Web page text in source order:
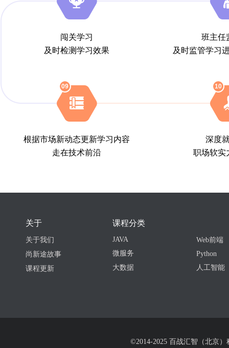
闯关学习
及时检测学习效果
班主任
及时监管学习
09
根据市场新动态更新学习内容
走在技术前沿
10
深度
职场软实
关于
关于我们
尚新途故事
课程更新
课程分类
JAVA
微服务
大数据
Web前端
Python
人工智能
©2014-2025 百战汇智（北京